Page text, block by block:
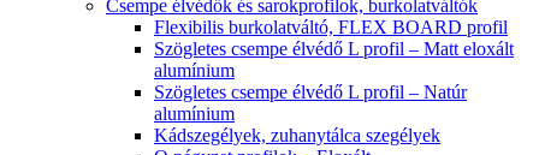
Csempe élvédők és sarokprofilok, burkolatváltók
Flexibilis burkolatváltó, FLEX BOARD profil
Szögletes csempe élvédő L profil – Matt eloxált
alumínium
Szögletes csempe élvédő L profil – Natúr
alumínium
Kádszegélyek, zuhanytálca szegélyek